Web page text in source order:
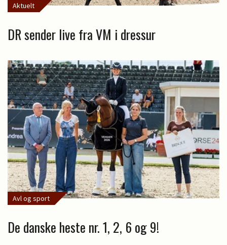
Aktuelt
DR sender live fra VM i dressur
Avl og sport
De danske heste nr. 1, 2, 6 og 9!